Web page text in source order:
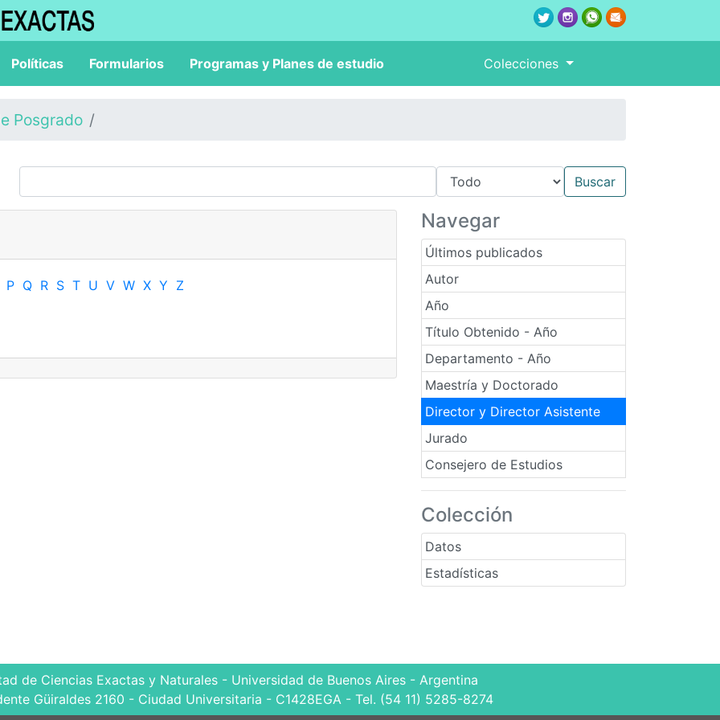
Políticas Formularios Programas y Planes de estudio Colecciones
Posgrado
Navegar
Últimos publicados
Autor
Año
Título Obtenido - Año
Departamento - Año
Maestría y Doctorado
Director y Director Asistente
Jurado
Consejero de Estudios
Colección
Datos
Estadísticas
P Q R S T U V W X Y Z
de Ciencias Exactas y Naturales - Universidad de Buenos Aires - Argentina
Güiraldes 2160 - Ciudad Universitaria - C1428EGA - Tel. (54 11) 5285-8274